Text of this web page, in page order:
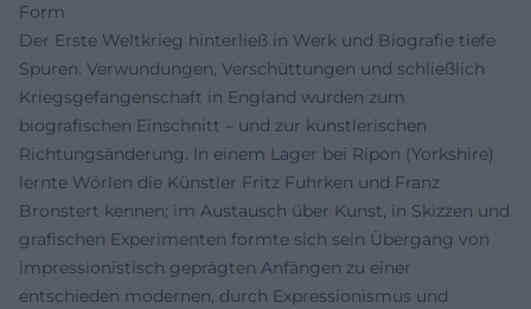
Form
Der Erste Weltkrieg hinterließ in Werk und Biografie tiefe
Spuren. Verwundungen, Verschüttungen und schließlich
Kriegsgefangenschaft in England wurden zum
biografischen Einschnitt – und zur künstlerischen
Richtungsänderung. In einem Lager bei Ripon (Yorkshire)
lernte Wörlen die Künstler Fritz Fuhrken und Franz
Bronstert kennen; im Austausch über Kunst, in Skizzen und
grafischen Experimenten formte sich sein Übergang von
impressionistisch geprägten Anfängen zu einer
entschieden modernen, durch Expressionismus und